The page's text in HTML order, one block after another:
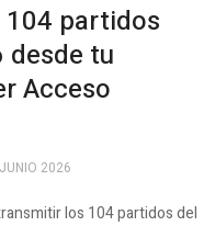
104 partidos
desde tu
Acceso
2026
los 104 partidos del